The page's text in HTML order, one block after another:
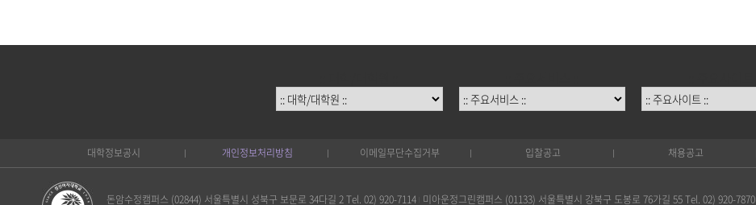
대학정보공시 개인정보처리방침 이메일무단수집거부 입찰공고 채용공고
돈암수정캠퍼스 (02844) 서울특별시 성북구 보문로 34다길 2 Tel. 02) 920-7114 미아운정그린캠퍼스 (01133) 서울특별시 강북구 도봉로 76가길 55 Tel. 02) 920-7870